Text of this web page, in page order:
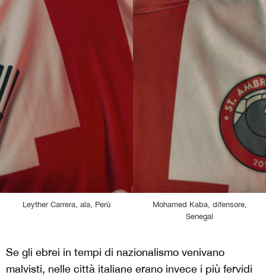
Leyther Carrera, ala, Perù
Mohamed Kaba, difensore,
Senegal
Se gli ebrei in tempi di nazionalismo venivano
malvisti, nelle città italiane erano invece i più fervidi